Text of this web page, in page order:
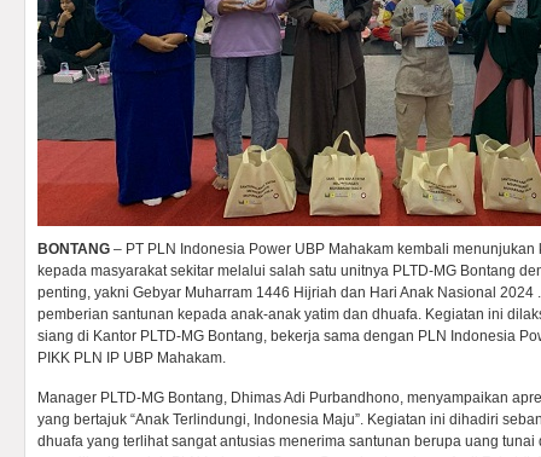
BONTANG – PT PLN Indonesia Power UBP Mahakam kembali
kepada masyarakat sekitar melalui salah satu unitnya PLTD-MG Bontang
penting, yakni Gebyar Muharram 1446 Hijriah dan Hari Anak Nasional 2024
pemberian santunan kepada anak-anak yatim dan dhuafa. Kegiatan ini
siang di Kantor PLTD-MG Bontang, bekerja sama dengan PLN Indonesia
PIKK PLN IP UBP Mahakam.
Manager PLTD-MG Bontang, Dhimas Adi Purbandhono, menyampaikan
yang bertajuk “Anak Terlindungi, Indonesia Maju”. Kegiatan ini dihadiri
dhuafa yang terlihat sangat antusias menerima santunan berupa uang